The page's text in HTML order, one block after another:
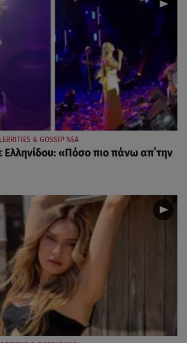
& GOSSIP ΝΕΑ
Ελληνίδου: «Πόσο πιο πάνω απ΄την